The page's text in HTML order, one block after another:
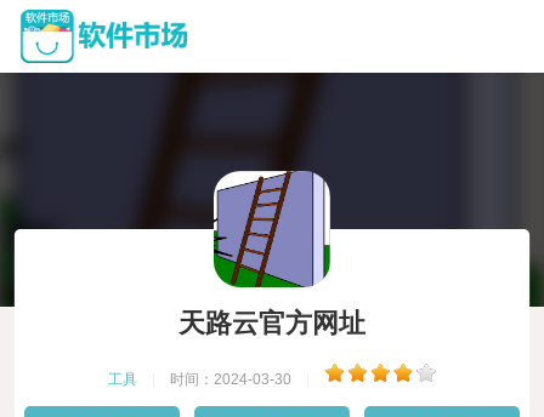
天路云官方网址
工具 时间：2024-03-30